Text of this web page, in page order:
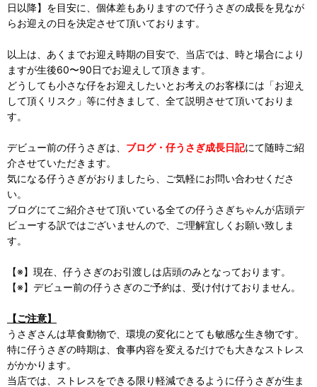
日以降】を目安に、個体差もありますので仔うさぎの成長を見なが
らお迎えの日を決定させて頂いております。
以上は、あくまでお迎え時期の目安で、当店では、時と場合により
ますが生後60〜90日でお迎えして頂きます。
どうしても小さな仔をお迎えしたいとお考えのお客様には「お迎え
して頂くリスク」等に付きまして、全て説明させて頂いておりま
す。
デビュー前の仔うさぎは、 ブログ・仔うさぎ成長日記にて随時ご紹
介させていただきます。
気になる仔うさぎがおりましたら、ご気軽にお問い合わせくださ
い。
ブログにてご紹介させて頂いている全ての仔うさぎちゃんが店頭デ
ビューする訳ではございませんので、ご理解宜しくお願い致しま
す。
【※】現在、仔うさぎのお引渡しは店頭のみとなっております。
【※】デビュー前の仔うさぎのご予約は、受け付けておりません。
【ご注意】
うさぎさんは草食動物で、環境の変化にとても敏感な生き物です。
特に仔うさぎの時期は、食事内容を変えるだけでも大きなストレス
がかかります。
当店では、ストレスをできる限り軽減できるように仔うさぎが生ま